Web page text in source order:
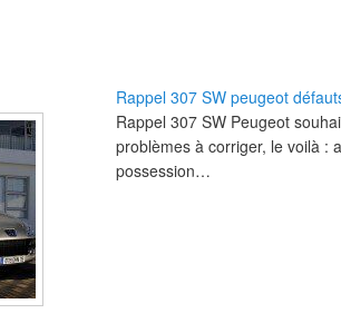
Rappel 307 SW peugeot
Rappel 307 SW Peugeot
problèmes à corriger, le voilà :
possession…